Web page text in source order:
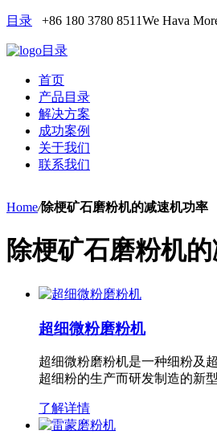
目录 +86 180 3780 8511We Hava
目录
首页
产品目录
解决方案
成功案例
关于我们
联系我们
Home/除梗矿石磨粉机的减速机功率
除梗矿石磨粉机
超细微粉磨粉机
超细微粉磨粉机是一种细粉及
超细粉的生产而研发制造的新
了解详情